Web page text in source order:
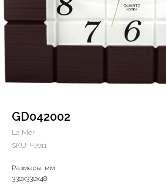
GD042002
La Mer
SKU: Ч7011
Размеры, мм
330x330x48